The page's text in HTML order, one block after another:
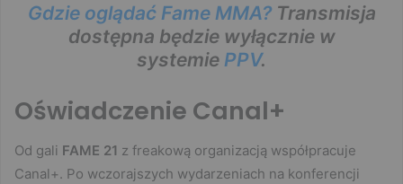
Gdzie oglądać Fame MMA?Transmisja
dostępna będzie wyłącznie w
systemie PPV.
Oświadczenie Canal+
Od gali FAME 21 z freakową organizacją współpracuje
Canal+. Po wczorajszych wydarzeniach na konferencji